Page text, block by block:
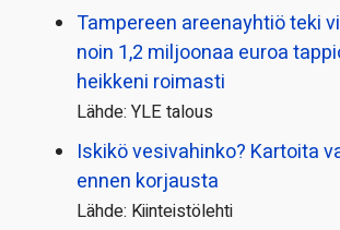
Tampereen areenayhtiö teki
noin 1,2 miljoonaa euroa
heikkeni roimasti
Lähde: YLE talous
Iskikö vesivahinko? Kartoita
ennen korjausta
Lähde: Kiinteistölehti